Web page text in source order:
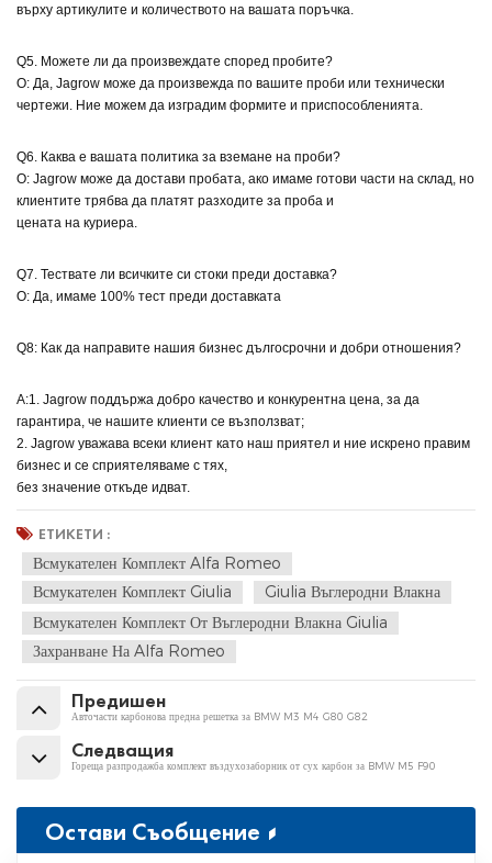
върху артикулите и количеството на вашата поръчка.
Q5. Можете ли да произвеждате според пробите?
О: Да, Jagrow може да произвежда по вашите проби или технически
чертежи. Ние можем да изградим формите и приспособленията.
Q6. Каква е вашата политика за вземане на проби?
О: Jagrow може да достави пробата, ако имаме готови части на склад, но
клиентите трябва да платят разходите за проба и
цената на куриера.
Q7. Тествате ли всичките си стоки преди доставка?
О: Да, имаме 100% тест преди доставката
Q8: Как да направите нашия бизнес дългосрочни и добри отношения?
A:1. Jagrow поддържа добро качество и конкурентна цена, за да
гарантира, че нашите клиенти се възползват;
2. Jagrow уважава всеки клиент като наш приятел и ние искрено правим
бизнес и се сприятеляваме с тях,
без значение откъде идват.
ЕТИКЕТИ :
Всмукателен Комплект Alfa Romeo
Всмукателен Комплект Giulia
Giulia Въглеродни Влакна
Всмукателен Комплект От Въглеродни Влакна Giulia
Захранване На Alfa Romeo
Предишен
Авточасти карбонова предна решетка за BMW M3 M4 G80 G82
Следващия
Гореща разпродажба комплект въздухозаборник от сух карбон за BMW M5 F90
Остави Съобщение